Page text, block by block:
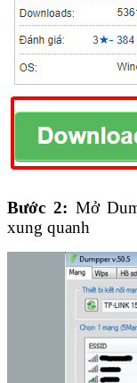
Bước 2: Mở
xung quanh